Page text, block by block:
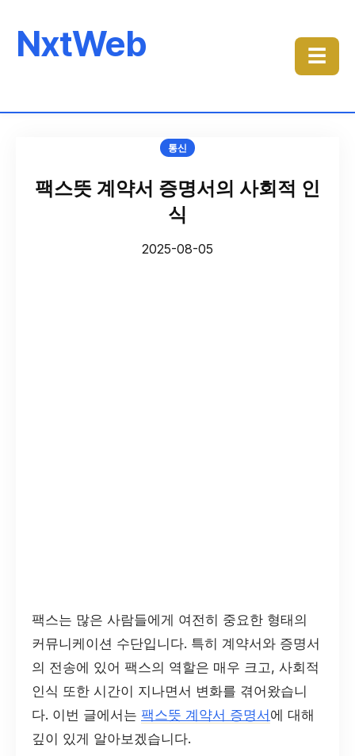
NxtWeb ☰
통신
팩스뜻 계약서 증명서의 사회적 인
식
2025-08-05
팩스는 많은 사람들에게 여전히 중요한 형태의
커뮤니케이션 수단입니다. 특히 계약서와 증명서
의 전송에 있어 팩스의 역할은 매우 크고, 사회적
인식 또한 시간이 지나면서 변화를 겪어왔습니
다. 이번 글에서는 팩스뜻 계약서 증명서 에 대해
깊이 있게 알아보겠습니다.